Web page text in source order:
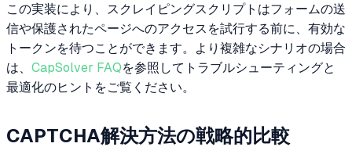
この実装により、スクレイピングスクリプトはフォームの送
信や保護されたページへのアクセスを試行する前に、有効な
トークンを待つことができます。より複雑なシナリオの場合
は、 CapSolver FAQを参照してトラブルシューティングと
最適化のヒントをご覧ください。
CAPTCHA解決方法の戦略的比較